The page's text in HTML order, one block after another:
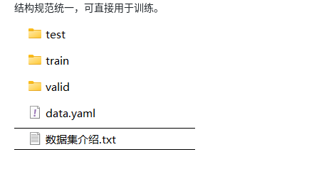
结构规范统一，可直接用于训练。